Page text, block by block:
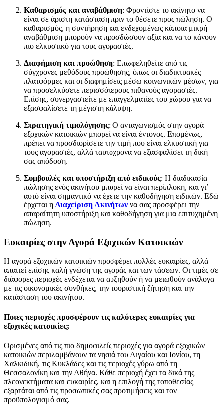
Καθαρισμός και αναβάθμιση: Φροντίστε το ακίνητο να
είναι σε άριστη κατάσταση πριν το θέσετε προς πώληση. Ο
καθαρισμός, η συντήρηση και ενδεχομένως κάποια μικρή
αναβάθμιση μπορούν να προσδώσουν αξία και να το κάνουν
πιο ελκυστικό για τους αγοραστές.
Διαφήμιση και προώθηση: Επωφεληθείτε από τις
σύγχρονες μεθόδους προώθησης, όπως οι διαδικτυακές
πλατφόρμες και οι διαφημίσεις μέσω κοινωνικών μέσων, για
να προσελκύσετε περισσότερους πιθανούς αγοραστές.
Επίσης, συνεργαστείτε με επαγγελματίες του χώρου για να
εξασφαλίσετε τη μέγιστη κάλυψη.
Στρατηγική τιμολόγησης: Ο ανταγωνισμός στην αγορά
εξοχικών κατοικιών μπορεί να είναι έντονος. Επομένως,
πρέπει να προσδιορίσετε την τιμή που είναι ελκυστική για
τους αγοραστές, αλλά ταυτόχρονα να εξασφαλίσει τη δική
σας απόδοση.
Συμβουλές και υποστήριξη από ειδικούς: Η διαδικασία
πώλησης ενός ακινήτου μπορεί να είναι περίπλοκη, και γι’
αυτό είναι σημαντικό να έχετε την καθοδήγηση ειδικών. Εδώ
έρχεται η Διαχείριση Ακινήτων να σας προσφέρει την
απαραίτητη υποστήριξη και καθοδήγηση για μια επιτυχημένη
πώληση.
Ευκαιρίες στην Αγορά Εξοχικών Κατοικιών
Η αγορά εξοχικών κατοικιών προσφέρει πολλές ευκαιρίες, αλλά
απαιτεί επίσης καλή γνώση της αγοράς και των τάσεων. Οι τιμές σε
διάφορες περιοχές ενδέχεται να αυξηθούν ή να μειωθούν ανάλογα
με τις οικονομικές συνθήκες, την τουριστική ζήτηση και την
κατάσταση του ακινήτου.
Ποιες περιοχές προσφέρουν τις καλύτερες ευκαιρίες για
εξοχικές κατοικίες;
Ορισμένες από τις πιο δημοφιλείς περιοχές για αγορά εξοχικών
κατοικιών περιλαμβάνουν τα νησιά του Αιγαίου και Ιονίου, τη
Χαλκιδική, τις Κυκλάδες και τις περιοχές γύρω από τη
Θεσσαλονίκη και την Αθήνα. Κάθε περιοχή έχει τα δικά της
πλεονεκτήματα και ευκαιρίες, και η επιλογή της τοποθεσίας
εξαρτάται από τις προσωπικές σας προτιμήσεις και τον
προϋπολογισμό σας.